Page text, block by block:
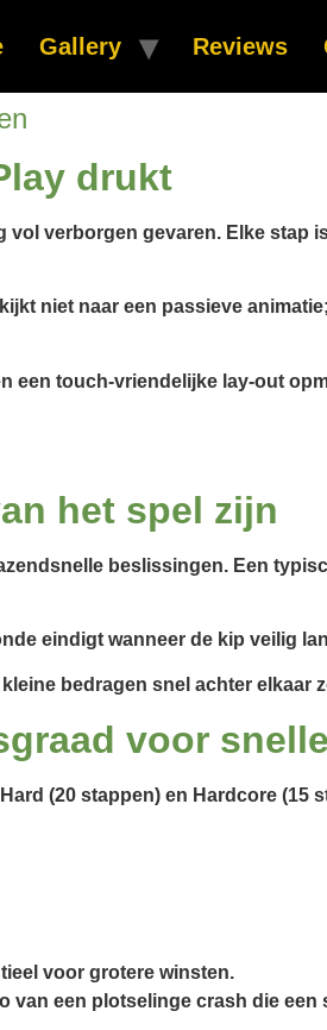
Gallery Reviews
drukt
verborgen gevaren. Elke stap
niet naar een passieve
een touch‑vriendelijke lay-out
het spel zijn
beslissingen. Een
eindigt wanneer de kip veilig
bedragen snel achter elkaar
voor
(20 stappen) en Hardcore (15
voor grotere winsten.
van een plotselinge crash die